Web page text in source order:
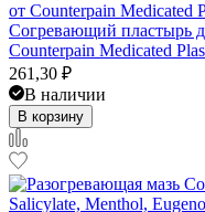
Согревающий пластырь
Counterpain Medicated
261,30 ₽
В наличии
В корзину